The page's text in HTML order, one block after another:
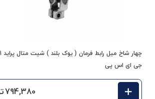
جی ای اس پی
794,380